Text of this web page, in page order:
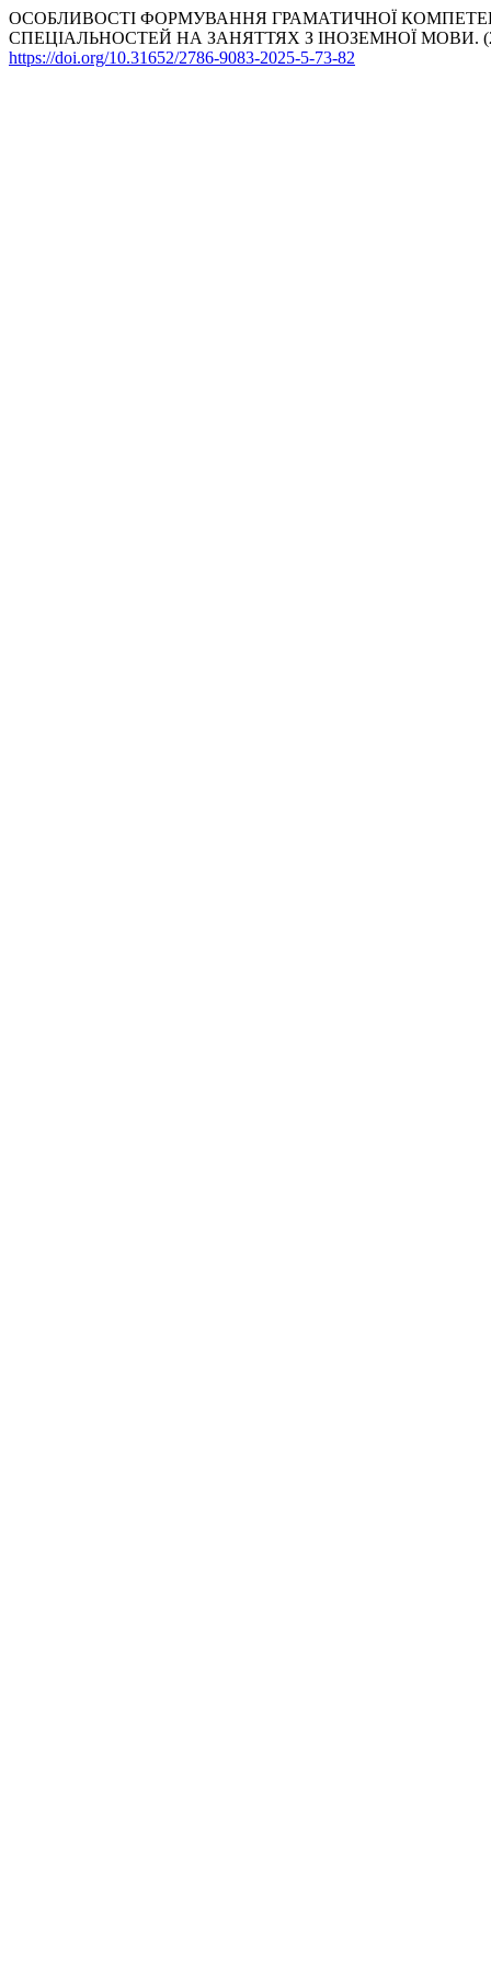
ОСОБЛИВОСТІ ФОРМУВАННЯ ГРАМАТИЧНОЇ
СПЕЦІАЛЬНОСТЕЙ НА ЗАНЯТТЯХ З ІНОЗЕМНОЇ МОВИ.
https://doi.org/10.31652/2786-9083-2025-5-73-82